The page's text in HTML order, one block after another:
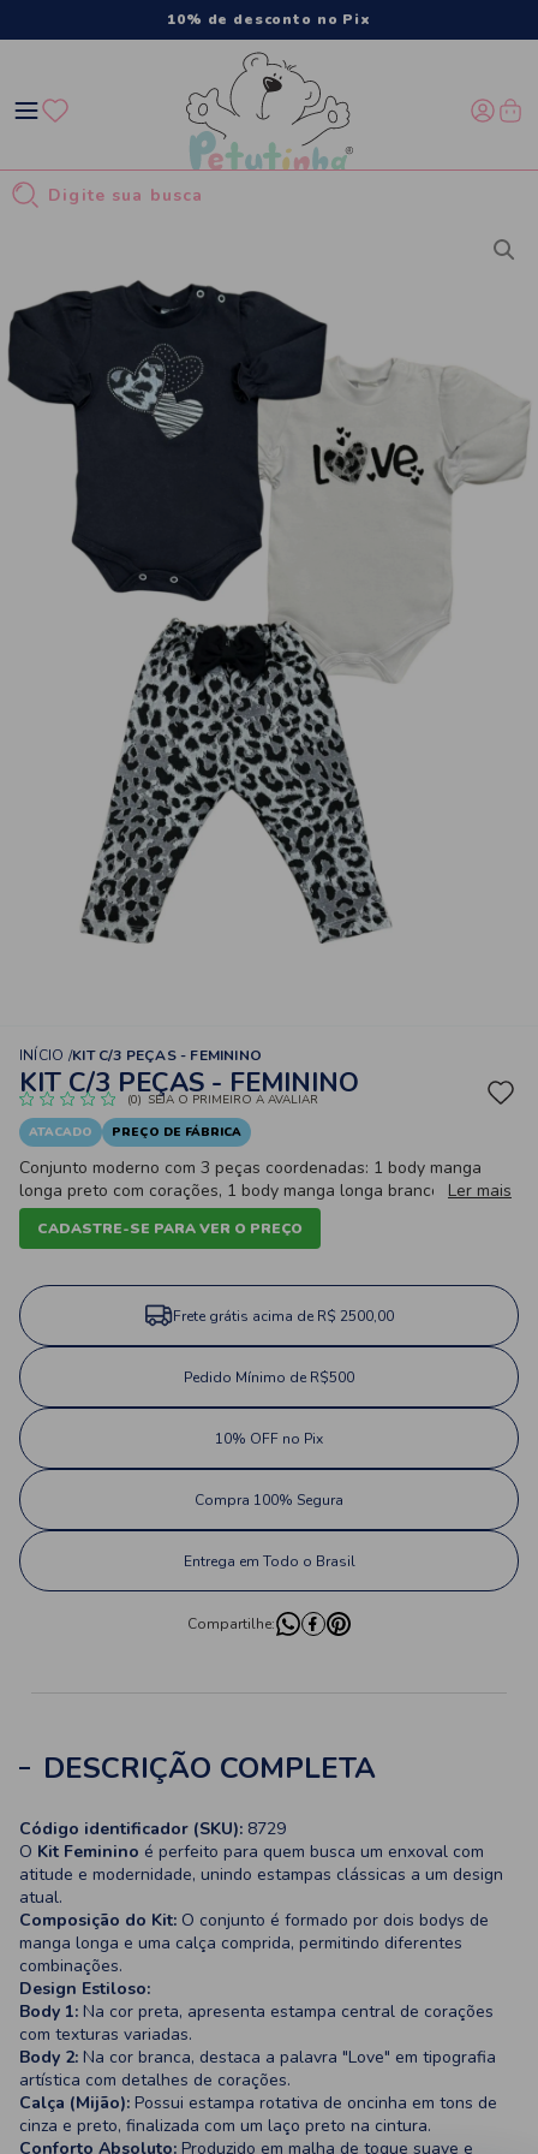
10% de desconto no Pix
INÍCIO KIT C/3 PEÇAS - FEMININO
KIT C/3 PEÇAS - FEMININO
(0) SEJA O PRIMEIRO A AVALIAR
ATACADO
PREÇO DE FÁBRICA
Conjunto moderno com 3 peças coordenadas: 1 body manga
longa preto com corações, 1 body manga longa branco com
escrita "Love" e 1 calça mijão em estampa animal (oncinha) com
laço frontal. Confeccionado em malha macia para um visual
Ler mais
CADASTRE-SE PARA VER O PREÇO
Frete grátis acima de R$ 2500,00
Pedido Mínimo de R$500
10% OFF no Pix
Compra 100% Segura
Entrega em Todo o Brasil
Compartilhe:
DESCRIÇÃO COMPLETA
Código identificador (SKU): 8729
O Kit Feminino é perfeito para quem busca um enxoval com
atitude e modernidade, unindo estampas clássicas a um design
atual.
Composição do Kit: O conjunto é formado por dois bodys de
manga longa e uma calça comprida, permitindo diferentes
combinações.
Design Estiloso:
Body 1: Na cor preta, apresenta estampa central de corações
com texturas variadas.
Body 2: Na cor branca, destaca a palavra "Love" em tipografia
artística com detalhes de corações.
Calça (Mijão): Possui estampa rotativa de oncinha em tons de
cinza e preto, finalizada com um laço preto na cintura.
Conforto Absoluto: Produzido em malha de toque suave e